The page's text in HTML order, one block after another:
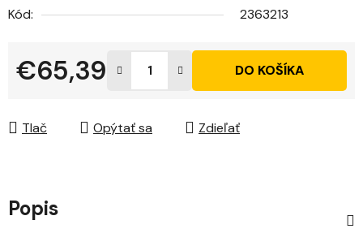
Kód:
2363213
€65,39 DO KOŠÍKA
Tlač Opýtať sa Zdieľať
Popis